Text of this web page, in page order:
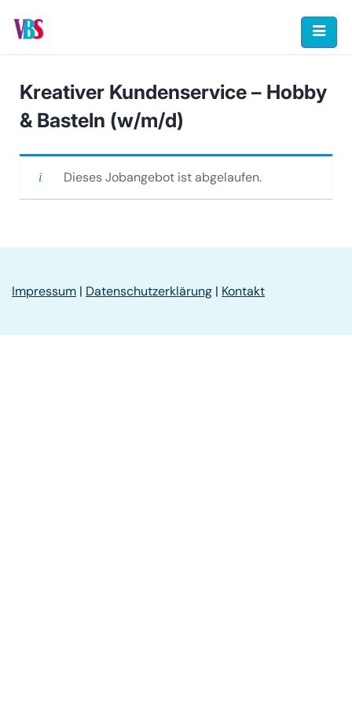
content
Kreativer Kundenservice – Hobby
& Basteln (w/m/d)
Dieses Jobangebot ist abgelaufen.
Impressum | Datenschutzerklärung | Kontakt